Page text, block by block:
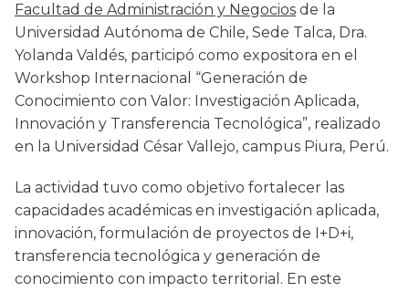
Facultad de Administración y Negocios de la
Universidad Autónoma de Chile, Sede Talca, Dra.
Yolanda Valdés, participó como expositora en el
Workshop Internacional “Generación de
Conocimiento con Valor: Investigación Aplicada,
Innovación y Transferencia Tecnológica”, realizado
en la Universidad César Vallejo, campus Piura, Perú.
La actividad tuvo como objetivo fortalecer las
capacidades académicas en investigación aplicada,
innovación, formulación de proyectos de I+D+i,
transferencia tecnológica y generación de
conocimiento con impacto territorial. En este